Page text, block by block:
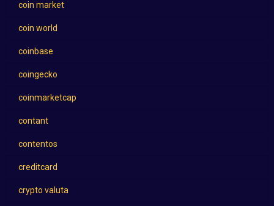
coin market
coin world
coinbase
coingecko
coinmarketcap
contant
contentos
creditcard
crypto valuta